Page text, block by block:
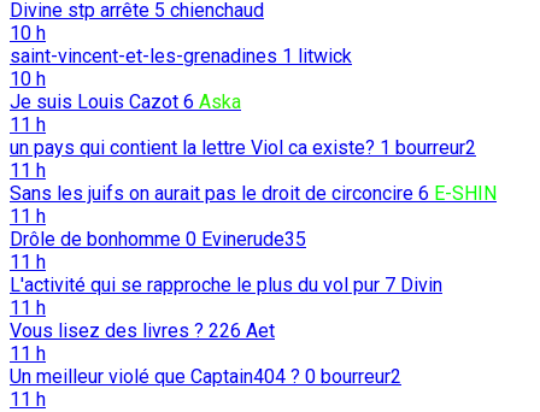
Divine stp arrête 5 chienchaud
10 h
saint-vincent-et-les-grenadines 1 litwick
10 h
Je suis Louis Cazot 6 Aska
11 h
un pays qui contient la lettre Viol ca existe? 1 bourreur2
11 h
Sans les juifs on aurait pas le droit de circoncire 6 E-SHIN
11 h
Drôle de bonhomme 0 Evinerude35
11 h
L'activité qui se rapproche le plus du vol pur 7 Divin
11 h
Vous lisez des livres ? 226 Aet
11 h
Un meilleur violé que Captain404 ? 0 bourreur2
11 h